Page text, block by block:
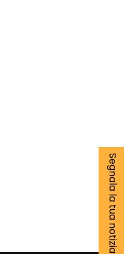
Segnala la tua notizia